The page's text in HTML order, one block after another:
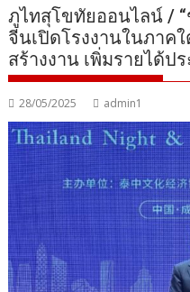
ภูไทสุโขทัยออนไลน์ /
จีนเปิดโรงงานในภาค
สร้างงาน เพิ่มรายได้ป
28/05/2025 admin1